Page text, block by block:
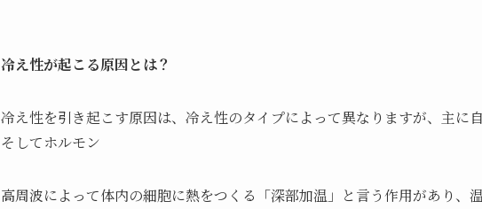
冷え性が起こる原因とは？
冷え性を引き起こす原因は、冷え性のタイプによって異なりますが、主に
そしてホルモン
高周波によって体内の細胞に熱をつくる「深部加温」と言う作用があり、